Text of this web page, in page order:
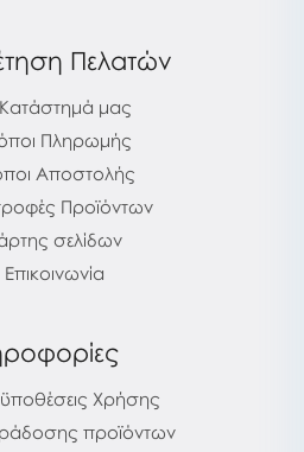
Πελατών
μας
Πληρωμής
Αποστολής
Προϊόντων
σελίδων
Επικοινωνία
Χρήσης
προϊόντων